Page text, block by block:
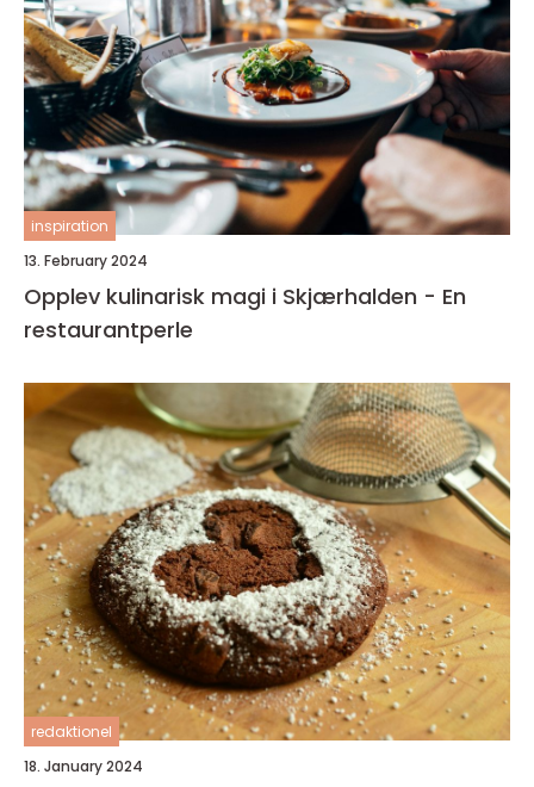
inspiration
13. February 2024
Opplev kulinarisk magi i Skjærhalden - En
restaurantperle
redaktionel
18. January 2024